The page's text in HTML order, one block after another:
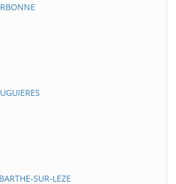
SUR-LEZE